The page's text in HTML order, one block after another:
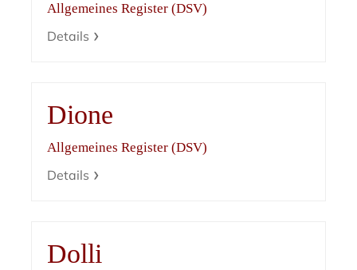
Allgemeines Register (DSV)
Details
Dione
Allgemeines Register (DSV)
Details
Dolli